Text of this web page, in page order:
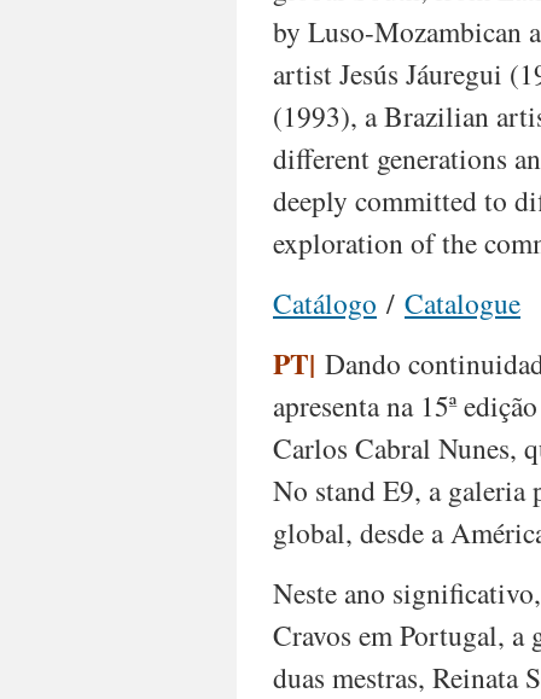
by Luso-Mozambican
artist Jesús Jáuregui
(1993), a Brazilian
different generations
deeply committed to
exploration of the
Catálogo / Catalogue
PT| Dando
apresenta na 15ª
Carlos Cabral Nunes,
No stand E9, a
global, desde a
Neste ano
Cravos em Portugal, a
duas mestras, Reinata